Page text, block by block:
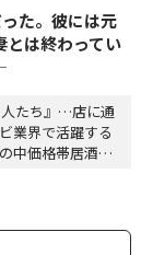
た。彼には元
とは終わってい
人たち』…店に通
業界で活躍する
中価格帯居酒屋
と、…